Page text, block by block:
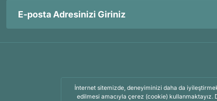
İnternet sitemizde, deneyiminizi daha da
edilmesi amacıyla çerez (cookie) kullanmaktayız.